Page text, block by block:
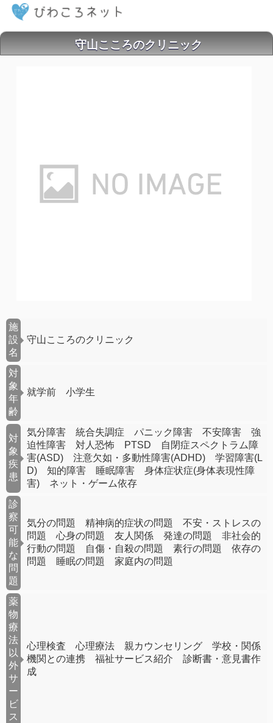
守山こころのクリニック
施
設
名
守山こころのクリニック
対
象
年
齢
就学前 小学生
対
象
疾
患
気分障害 統合失調症 パニック障害 不安障害 強
迫性障害 対人恐怖 PTSD 自閉症スペクトラム障
害(ASD) 注意欠如・多動性障害(ADHD) 学習障害(L
D) 知的障害 睡眠障害 身体症状症(身体表現性障
害) ネット・ゲーム依存
診
察
可
能
な
問
題
気分の問題 精神病的症状の問題 不安・ストレスの
問題 心身の問題 友人関係 発達の問題 非社会的
行動の問題 自傷・自殺の問題 素行の問題 依存の
問題 睡眠の問題 家庭内の問題
薬
物
療
法
以
外
サ
ー
ビ
ス
心理検査 心理療法 親カウンセリング 学校・関係
機関との連携 福祉サービス紹介 診断書・意見書作
成